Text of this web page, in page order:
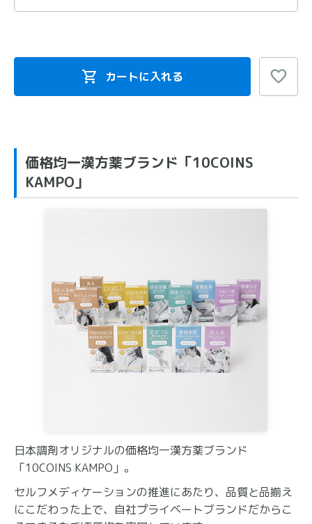
カートに入れる
価格均一漢方薬ブランド「10COINS
KAMPO」
日本調剤オリジナルの価格均一漢方薬ブランド
「10COINS KAMPO」。
セルフメディケーションの推進にあたり、品質と品揃え
にこだわった上で、自社プライベートブランドだからこ